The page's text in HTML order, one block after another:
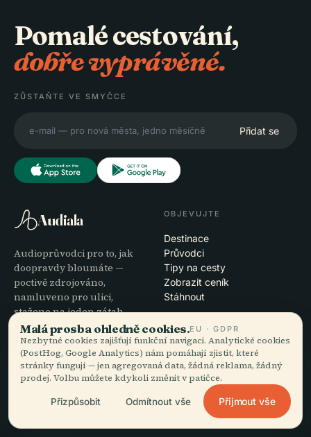
Pomalé cestování,
dobře vyprávěné.
ZŮSTAŇTE VE SMYČCE
Přidat se
Audiala
Audioprůvodci pro to, jak
doopravdy bloumáte —
poctivě zdrojováno,
namluveno pro ulici,
staženo na jeden zátah.
OBJEVUJTE
Destinace
Průvodci
Tipy na cesty
Zobrazit ceník
Stáhnout
SPOLEČNOST
O nás
Redakční proces
NÁPOVĚDA
Podpora
Řešení potíží s aplikací
Kontakt
Staňte se partnerem
Malá prosba ohledně cookies.EU · GDPR
Nezbytné cookies zajišťují funkční navigaci. Analytické cookies
(PostHog, Google Analytics) nám pomáhají zjistit, které
stránky fungují — jen agregovaná data, žádná reklama, žádný
prodej. Volbu můžete kdykoli změnit v patičce.
Přizpůsobit Odmítnout vše Přijmout vše